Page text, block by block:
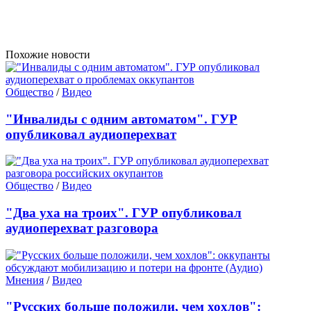
Похожие новости
Общество /Видео
"Инвалиды с одним автоматом". ГУР
опубликовал аудиоперехват
Общество /Видео
"Два уха на троих". ГУР опубликовал
аудиоперехват разговора
Мнения /Видео
"Русских больше положили, чем хохлов":